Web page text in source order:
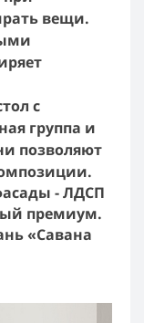
вещи.
с
группа и
позволяют
- ЛДСП
премиум.
«Савана